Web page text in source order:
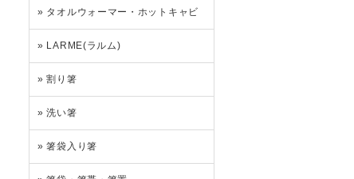
» タオルウォーマー・ホットキャビ
» LARME(ラルム)
»割り箸
»洗い箸
»箸袋入り箸